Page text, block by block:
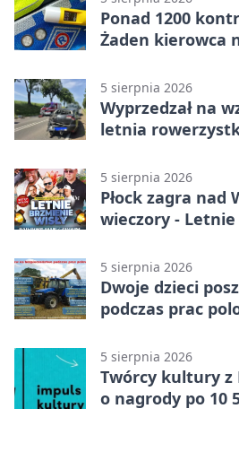
Ponad 1200
Żaden kierowca
5 sierpnia 2026
Wyprzedzał na
letnia
5 sierpnia 2026
Płock zagra nad
wieczory - Letnie
5 sierpnia 2026
Dwoje dzieci
podczas prac
5 sierpnia 2026
Twórcy kultury z
o nagrody po 10